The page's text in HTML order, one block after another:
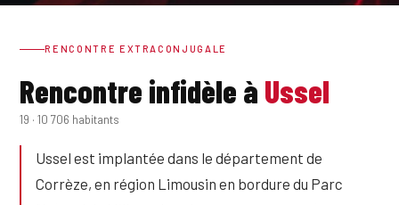
RENCONTRE EXTRACONJUGALE
Rencontre infidèle à Ussel
19 · 10 706 habitants
Ussel est implantée dans le département de
Corrèze, en région Limousin en bordure du Parc